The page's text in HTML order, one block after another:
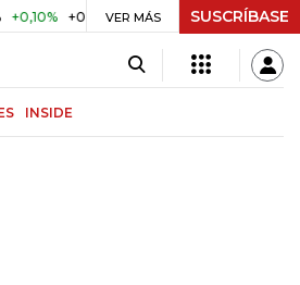
+0,98% UVR $ 416,96 +$ 0,05 +0,01%
VER MÁS SUSCRÍBASE
INSIDE